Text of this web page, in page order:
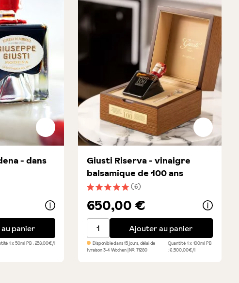
sur 5 étoiles
- dans
- dans un encrier
panier
1 x 50mlPB : 258,00€/l
Note moyenne de 5 sur 5 étoiles
(6)
Giusti Riserva - vinaigre
balsamique de 100 ans
650,00 €
Giusti Riserva - vinaigre balsamique de
Ajouter au panier
Disponible dans 15 jours, délai de
livraison 3-4 Wochen| №:71280
Quantité1 x 100mlPB
: 6,500,00€/l